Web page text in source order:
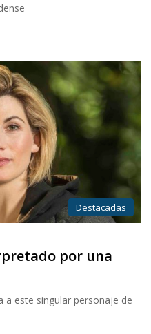
Destacadas
por una
a este singular personaje de